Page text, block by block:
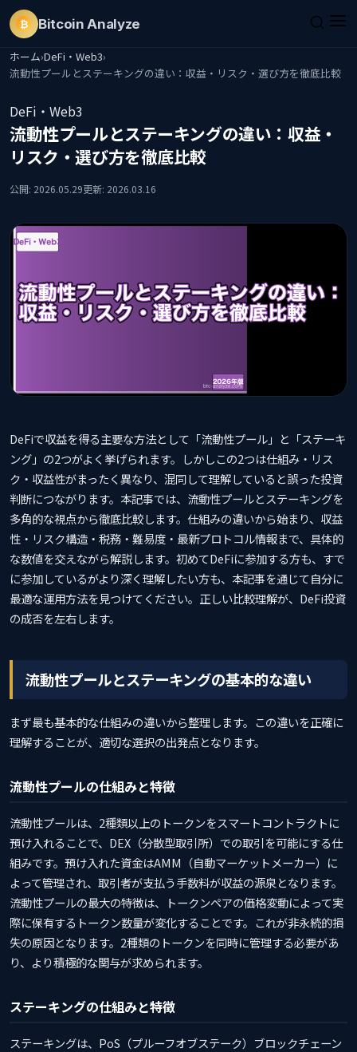
₿ Bitcoin Analyze
ホーム›DeFi・Web3›
流動性プールとステーキングの違い：収益・リスク・選び方を徹底比較
DeFi・Web3
流動性プールとステーキングの違い：収益・
リスク・選び方を徹底比較
公開: 2026.05.29更新: 2026.03.16
DeFiで収益を得る主要な方法として「流動性プール」と「ステーキ
ング」の2つがよく挙げられます。しかしこの2つは仕組み・リス
ク・収益性がまったく異なり、混同して理解していると誤った投資
判断につながります。本記事では、流動性プールとステーキングを
多角的な視点から徹底比較します。仕組みの違いから始まり、収益
性・リスク構造・税務・難易度・最新プロトコル情報まで、具体的
な数値を交えながら解説します。初めてDeFiに参加する方も、すで
に参加しているがより深く理解したい方も、本記事を通じて自分に
最適な運用方法を見つけてください。正しい比較理解が、DeFi投資
の成否を左右します。
流動性プールとステーキングの基本的な違い
まず最も基本的な仕組みの違いから整理します。この違いを正確に
理解することが、適切な選択の出発点となります。
流動性プールの仕組みと特徴
流動性プールは、2種類以上のトークンをスマートコントラクトに
預け入れることで、DEX（分散型取引所）での取引を可能にする仕
組みです。預け入れた資金はAMM（自動マーケットメーカー）に
よって管理され、取引者が支払う手数料が収益の源泉となります。
流動性プールの最大の特徴は、トークンペアの価格変動によって実
際に保有するトークン数量が変化することです。これが非永続的損
失の原因となります。2種類のトークンを同時に管理する必要があ
り、より積極的な関与が求められます。
ステーキングの仕組みと特徴
ステーキングは、PoS（プルーフオブステーク）ブロックチェーン